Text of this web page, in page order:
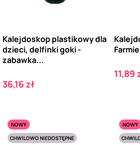
Kalejdoskop plastikowy dla
dzieci, delfinki goki -
zabawka...
Cena
36,16 zł
Cena
11,89
NOWY
CHWILOWO NIEDOSTĘPNE
NOWY